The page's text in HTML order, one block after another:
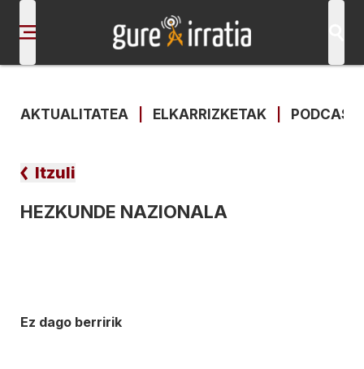
AKTUALITATEA ELKARRIZKETAK
Itzuli
HEZKUNDE NAZIONALA
Ez dago berririk